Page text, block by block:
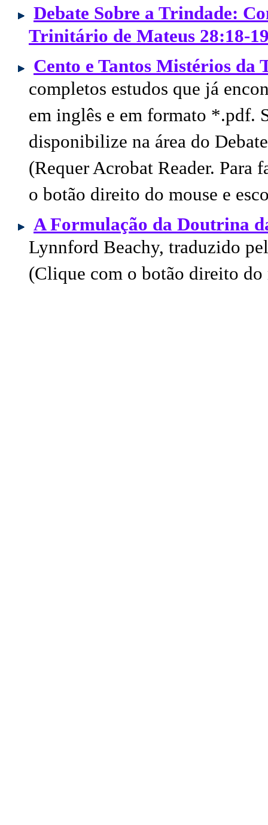
Debate Sobre a Trindade:
Trinitário de Mateus 28:18-
Cento e Tantos Mistérios da
completos estudos que já
em inglês e em formato *.pdf.
disponibilize na área do
(Requer Acrobat Reader.
o botão direito do mouse e
A Formulação da Doutrina
Lynnford Beachy, traduzido
(Clique com o botão direito